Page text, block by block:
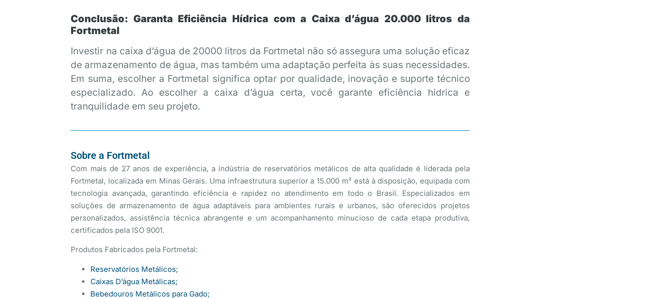
Conclusão: Garanta Eficiência Hídrica com a Caixa d’água 20.000 litros da
Fortmetal
Investir na caixa d’água de 20000 litros da Fortmetal não só assegura uma solução eficaz
de armazenamento de água, mas também uma adaptação perfeita às suas necessidades.
Em suma, escolher a Fortmetal significa optar por qualidade, inovação e suporte técnico
especializado. Ao escolher a caixa d’água certa, você garante eficiência hídrica e
tranquilidade em seu projeto.
Sobre a Fortmetal
Com mais de 27 anos de experiência, a indústria de reservatórios metálicos de alta qualidade é liderada pela
Fortmetal, localizada em Minas Gerais. Uma infraestrutura superior a 15.000 m² está à disposição, equipada com
tecnologia avançada, garantindo eficiência e rapidez no atendimento em todo o Brasil. Especializados em
soluções de armazenamento de água adaptáveis para ambientes rurais e urbanos, são oferecidos projetos
personalizados, assistência técnica abrangente e um acompanhamento minucioso de cada etapa produtiva,
certificados pela ISO 9001.
Produtos Fabricados pela Fortmetal:
Reservatórios Metálicos;
Caixas D’água Metálicas;
Bebedouros Metálicos para Gado;